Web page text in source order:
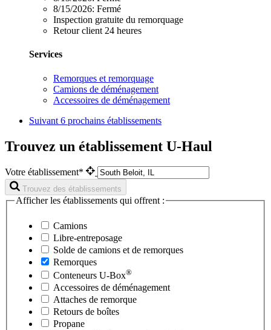
8/15/2026: Fermé
Inspection gratuite du remorquage
Retour client 24 heures
Services
Remorques et remorquage
Camions de déménagement
Accessoires de déménagement
Suivant 6 prochains établissements
Trouvez un établissement U-Haul
Votre établissement*
Trouvez des établissements
Afficher les établissements qui offrent :
Camions
Libre-entreposage
Solde de camions et de remorques
Remorques
Conteneurs U-Box®
Accessoires de déménagement
Attaches de remorque
Retours de boîtes
Propane